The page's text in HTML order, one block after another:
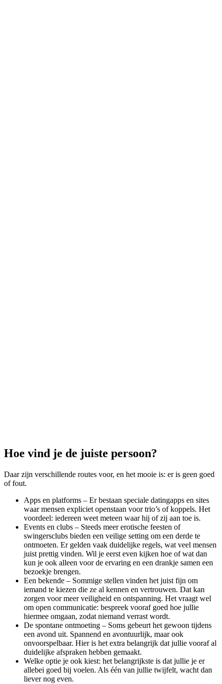
Hoe vind je de juiste persoon?
Daar zijn verschillende routes voor, en het mooie is: er is geen goed
of fout.
Apps en platforms – Er bestaan speciale datingapps en sites
waar mensen expliciet openstaan voor trio’s of koppels. Het
voordeel: iedereen weet meteen waar hij of zij aan toe is.
Events en clubs – Steeds meer erotische feesten of
swingersclubs bieden een veilige setting om een derde te
ontmoeten. Er gelden vaak duidelijke regels, wat veel mensen
juist prettig vinden. Wil je eerst even kijken hoe of wat dan
kun je ook alleen voor de ervaring en een drankje samen een
bezoekje brengen.
Een bekende – Sommige stellen vinden het juist fijn om
iemand te kiezen die ze al kennen en vertrouwen. Dat kan
zorgen voor meer veiligheid en ontspanning. Het vraagt wel
om open communicatie: bespreek vooraf goed hoe jullie
hiermee omgaan, zodat niemand verrast wordt.
De spontane ontmoeting – Soms gebeurt het gewoon tijdens
een avond uit. Spannend en avontuurlijk, maar ook
onvoorspelbaar. Hier is het extra belangrijk dat jullie vooraf al
duidelijke afspraken hebben gemaakt.
Welke optie je ook kiest: het belangrijkste is dat jullie je er
allebei goed bij voelen. Als één van jullie twijfelt, wacht dan
liever nog even.